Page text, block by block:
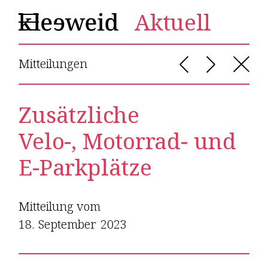
Aktuell
Mitteilungen
Zusätzliche
Velo-, Motorrad- und
E-Parkplätze
Mitteilung vom
18. September 2023